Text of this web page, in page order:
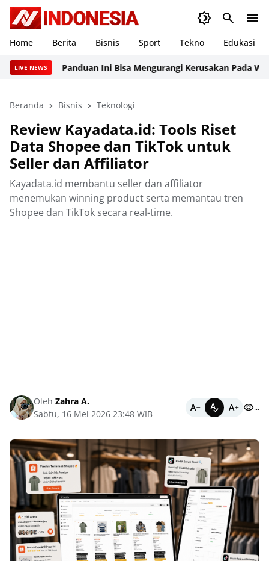
Home Berita Bisnis Sport Tekno Edukasi
LIVE NEWSPanduan Ini Bisa Mengurangi Kerusakan Pada Website
Beranda Bisnis Teknologi
Review Kayadata.id: Tools Riset
Data Shopee dan TikTok untuk
Seller dan Affiliator
Kayadata.id membantu seller dan affiliator
menemukan winning product serta memantau tren
Shopee dan TikTok secara real-time.
Oleh Zahra A.
Sabtu, 16 Mei 2026 23:48 WIB
...